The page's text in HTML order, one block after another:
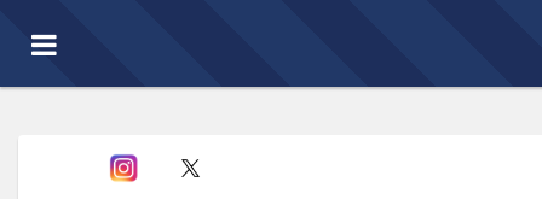
Toggle
navigation